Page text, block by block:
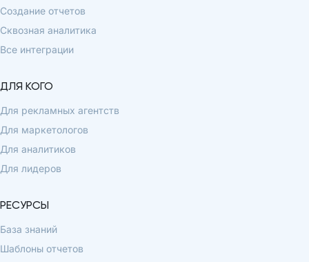
Создание отчетов
Сквозная аналитика
Все интеграции
ДЛЯ КОГО
Для рекламных агентств
Для маркетологов
Для аналитиков
Для лидеров
РЕСУРСЫ
База знаний
Шаблоны отчетов